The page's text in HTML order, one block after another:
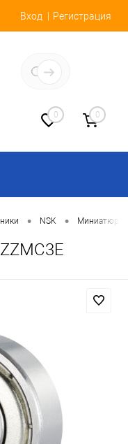
Вход Регистрация
0 0
• NSK •